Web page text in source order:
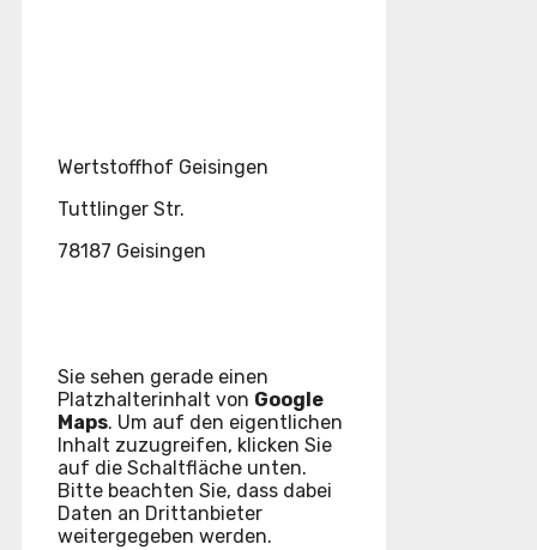
Wertstoffhof Geisingen
Tuttlinger Str.
78187 Geisingen
Sie sehen gerade einen
Platzhalterinhalt von Google
Maps. Um auf den eigentlichen
Inhalt zuzugreifen, klicken Sie
auf die Schaltfläche unten.
Bitte beachten Sie, dass dabei
Daten an Drittanbieter
weitergegeben werden.